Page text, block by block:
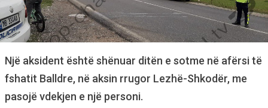
Një aksident është shënuar ditën e sotme në afërsi të
fshatit Balldre, në aksin rrugor Lezhë-Shkodër, me
pasojë vdekjen e një personi.